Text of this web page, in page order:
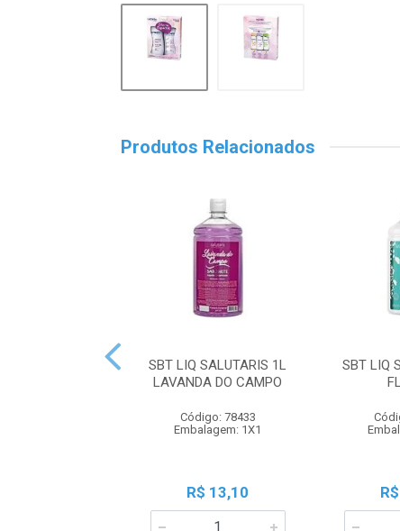
Produtos Relacionados
SBT LIQ SALUTARIS 1L
LAVANDA DO CAMPO
Código: 78433
Embalagem: 1X1
R$ 13,10
SBT LIQ